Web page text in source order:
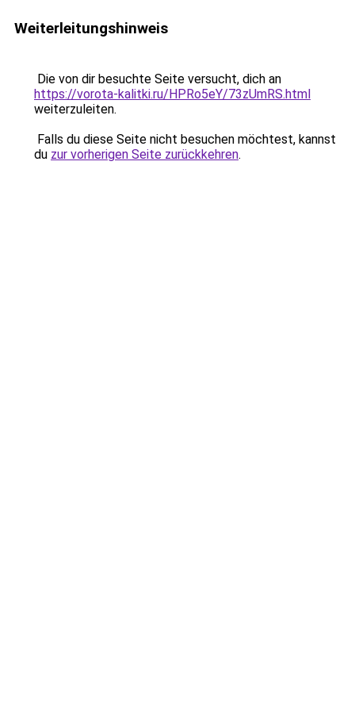
Weiterleitungshinweis
Die von dir besuchte Seite versucht, dich an
https://vorota-kalitki.ru/HPRo5eY/73zUmRS.html
weiterzuleiten.
Falls du diese Seite nicht besuchen möchtest, kannst
du zur vorherigen Seite zurückkehren.